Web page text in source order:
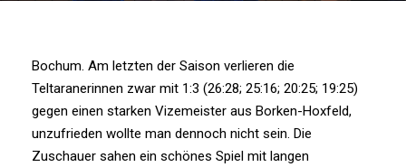
Bochum. Am letzten der Saison verlieren die
Teltaranerinnen zwar mit 1:3 (26:28; 25:16; 20:25; 19:25)
gegen einen starken Vizemeister aus Borken-Hoxfeld,
unzufrieden wollte man dennoch nicht sein. Die
Zuschauer sahen ein schönes Spiel mit langen